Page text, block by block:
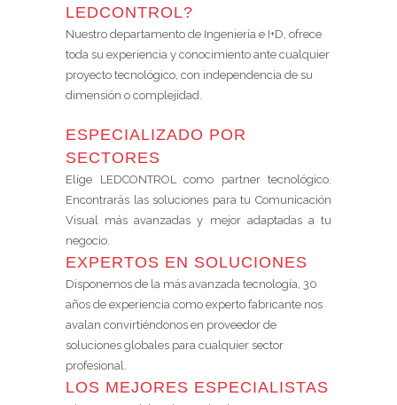
LEDCONTROL?
Nuestro departamento de Ingeniería e I+D, ofrece
toda su experiencia y conocimiento ante cualquier
proyecto tecnológico, con independencia de su
dimensión o complejidad.
ESPECIALIZADO POR
SECTORES
Elige LEDCONTROL como partner tecnológico.
Encontrarás las soluciones para tu Comunicación
Visual más avanzadas y mejor adaptadas a tu
negocio.
EXPERTOS EN SOLUCIONES
Disponemos de la más avanzada tecnología, 30
años de experiencia como experto fabricante nos
avalan convirtiéndonos en proveedor de
soluciones globales para cualquier sector
profesional.
LOS MEJORES ESPECIALISTAS